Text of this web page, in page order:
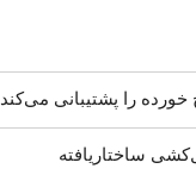
را پشتیبانی می‌کند
ساختاریافته